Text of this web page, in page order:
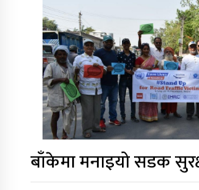
बाँकेमा मनाइयो सडक